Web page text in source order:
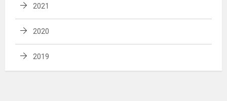
2021
2020
2019